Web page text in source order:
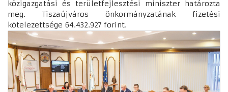
közigazgatási és területfejlesztési miniszter határozta
meg. Tiszaújváros önkormányzatának fizetési
kötelezettsége 64.432.927 forint.